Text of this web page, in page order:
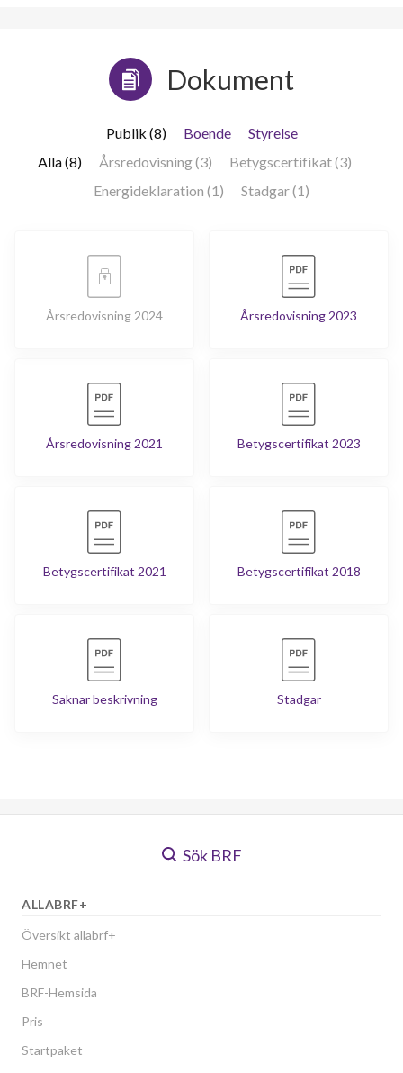
Dokument
Publik (8) Boende
Styrelse
Alla (8)
Årsredovisning (3)
Betygscertifikat (3)
Energideklaration (1)
Stadgar (1)
Årsredovisning 2024 Årsredovisning 2023
Årsredovisning 2021 Betygscertifikat 2023
Betygscertifikat 2021 Betygscertifikat 2018
Saknar beskrivning Stadgar
Sök BRF
ALLABRF+
Översikt allabrf+
Hemnet
BRF-Hemsida
Pris
Startpaket